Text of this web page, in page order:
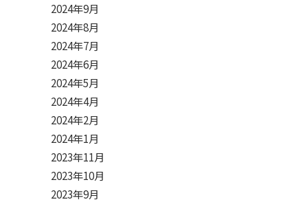
2024年9月
2024年8月
2024年7月
2024年6月
2024年5月
2024年4月
2024年2月
2024年1月
2023年11月
2023年10月
2023年9月